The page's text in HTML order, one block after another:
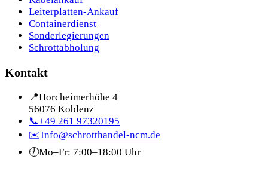
Leiterplatten-Ankauf
Containerdienst
Sonderlegierungen
Schrottabholung
Kontakt
📍Horcheimerhöhe 4
56076 Koblenz
📞+49 261 97320195
✉️Info@schrotthandel-ncm.de
🕖Mo–Fr: 7:00–18:00 Uhr